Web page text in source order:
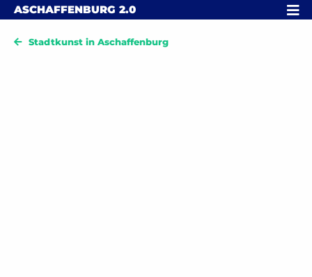
Skip to content
ASCHAFFENBURG 2.0 MENÜ
Stadtkunst in Aschaffenburg